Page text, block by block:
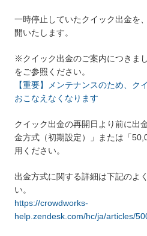
一時停止していたクイック出金を
開いたします。
※クイック出金のご案内につきま
をご参照ください。
【重要】メンテナンスのため、ク
おこなえなくなります
クイック出金の再開日より前に出
金方式（初期設定）」または「
用ください。
出金方式に関する詳細は下記のよ
い。
https://crowdworks-
help.zendesk.com/hc/ja/articles/